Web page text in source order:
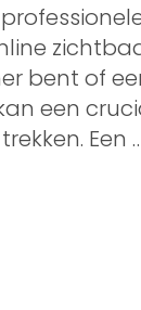
bent of
een
Een